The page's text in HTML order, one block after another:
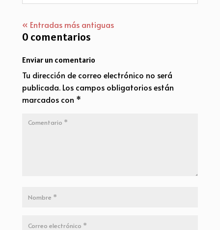
« Entradas más antiguas
0 comentarios
Enviar un comentario
Tu dirección de correo electrónico no será
publicada. Los campos obligatorios están
marcados con *